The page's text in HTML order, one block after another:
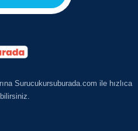
Surucukursuburada.com ile hızlıca